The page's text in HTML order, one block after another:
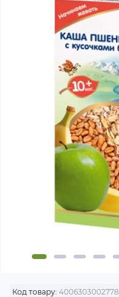
Код товару: 4006303002778